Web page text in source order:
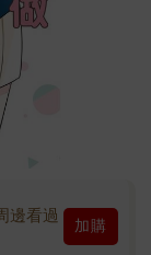
邊看過
加購